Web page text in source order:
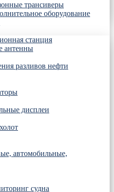
трансиверы
оборудование
станция
антенны
разливов нефти
дисплеи
автомобильные,
судна